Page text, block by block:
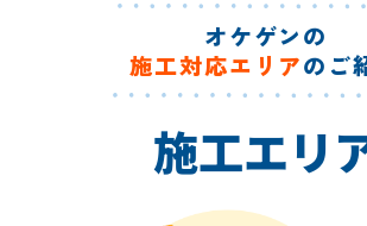
オケゲンの
施工対応エリアのご
施工エリ